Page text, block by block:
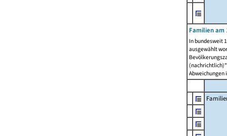
Familien am
In bundesweit
ausgewählt
Abweichungen